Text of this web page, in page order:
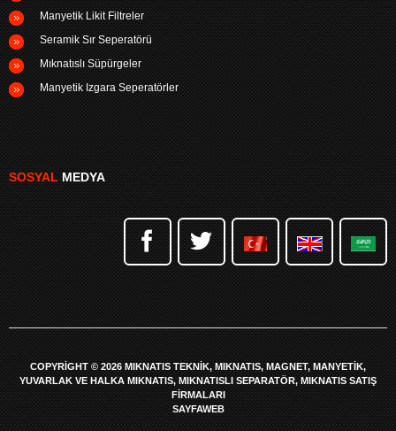
Manyetik Likit Filtreler
Seramik Sır Seperatörü
Mıknatıslı Süpürgeler
Manyetik Izgara Seperatörler
SOSYALMEDYA
COPYRIGHT © 2026 MIKNATIS TEKNIK, MIKNATIS, MAGNET, MANYETIK,
YUVARLAK VE HALKA MIKNATIS, MIKNATISLI SEPARATÖR, MIKNATIS SATIŞ
FIRMALARI
SAYFAWEB